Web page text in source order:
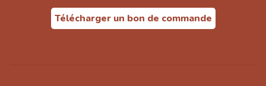
Télécharger un bon de commande